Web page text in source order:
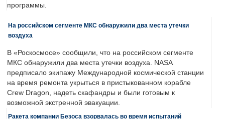
программы.
На российском сегменте МКС обнаружили два места утечки
воздуха
В «Роскосмосе» сообщили, что на российском сегменте
МКС обнаружили два места утечки воздуха. NASA
предписало экипажу Международной космической станции
на время ремонта укрыться в пристыкованном корабле
Crew Dragon, надеть скафандры и были готовым к
возможной экстренной эвакуации.
Ракета компании Безоса взорвалась во время испытаний